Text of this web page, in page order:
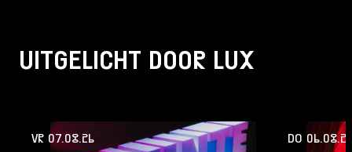
UITGELICHT DOOR LUX
VR 07.08.26 DO